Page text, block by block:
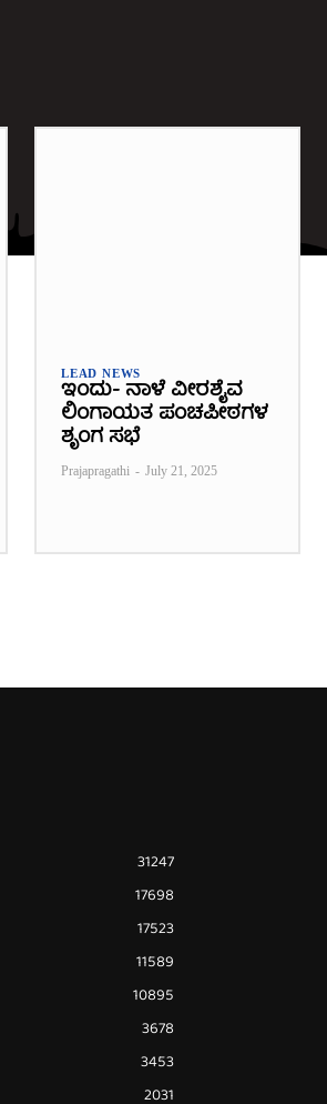
LEAD NEWS
ಇಂದು- ನಾಳೆ ವೀರಶೈವ
ಲಿಂಗಾಯತ ಪಂಚಪೀಠಗಳ
ಶೃಂಗ ಸಭೆ
Prajapragathi - July 21, 2025
31247
17698
17523
11589
10895
3678
3453
2031